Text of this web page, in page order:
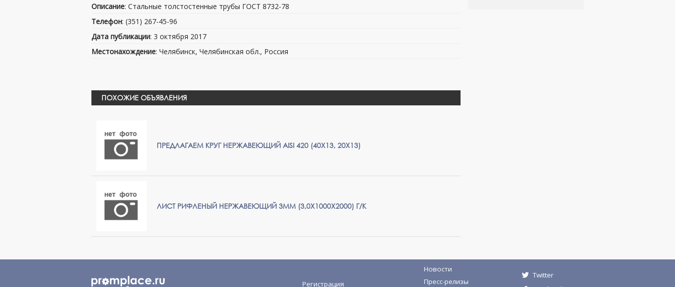
Описание: Стальные толстостенные трубы ГОСТ 8732-78
Телефон: (351) 267-45-96
Дата публикации: 3 октября 2017
Местонахождение: Челябинск, Челябинская обл., Россия
ПОХОЖИЕ ОБЪЯВЛЕНИЯ
ПРЕДЛАГАЕМ КРУГ НЕРЖАВЕЮЩИЙ AISI 420 (40X13, 20X13)
ЛИСТ РИФЛЕНЫЙ НЕРЖАВЕЮЩИЙ 3ММ (3,0Х1000Х2000) Г/К
Регистрация
Новости
Пресс-релизы
Twitter